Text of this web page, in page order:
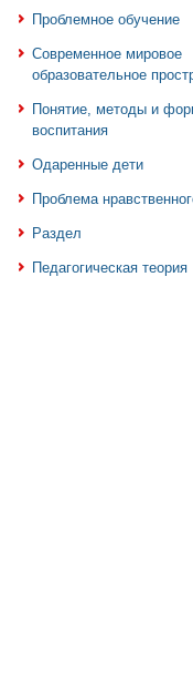
Проблемное обучение
Современное мировое
образовательное
Понятие, методы и
воспитания
Одаренные дети
Проблема
Раздел
Педагогическая теория